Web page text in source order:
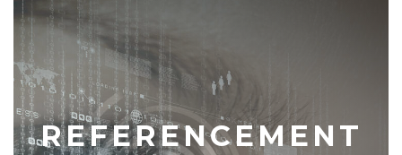
REFERENCEMENT